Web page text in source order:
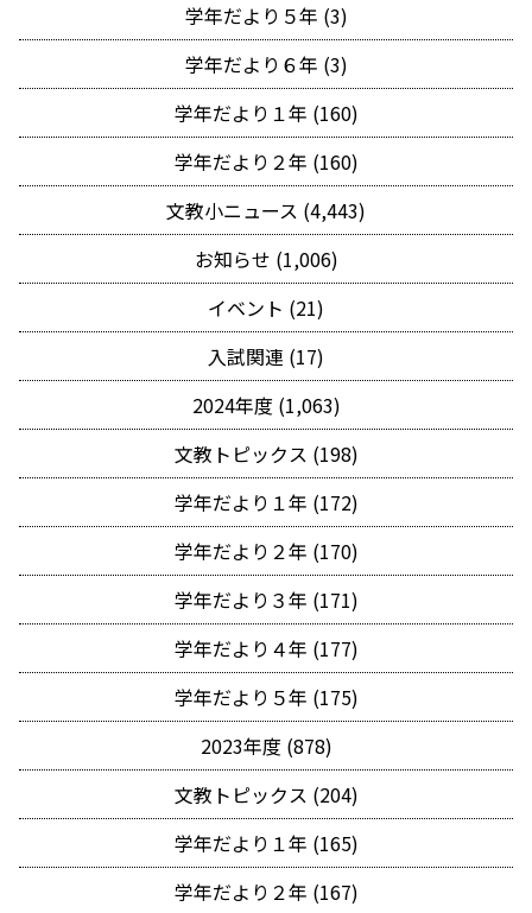
学年だより５年 (3)
学年だより６年 (3)
学年だより１年 (160)
学年だより２年 (160)
文教小ニュース (4,443)
お知らせ (1,006)
イベント (21)
入試関連 (17)
2024年度 (1,063)
文教トピックス (198)
学年だより１年 (172)
学年だより２年 (170)
学年だより３年 (171)
学年だより４年 (177)
学年だより５年 (175)
2023年度 (878)
文教トピックス (204)
学年だより１年 (165)
学年だより２年 (167)